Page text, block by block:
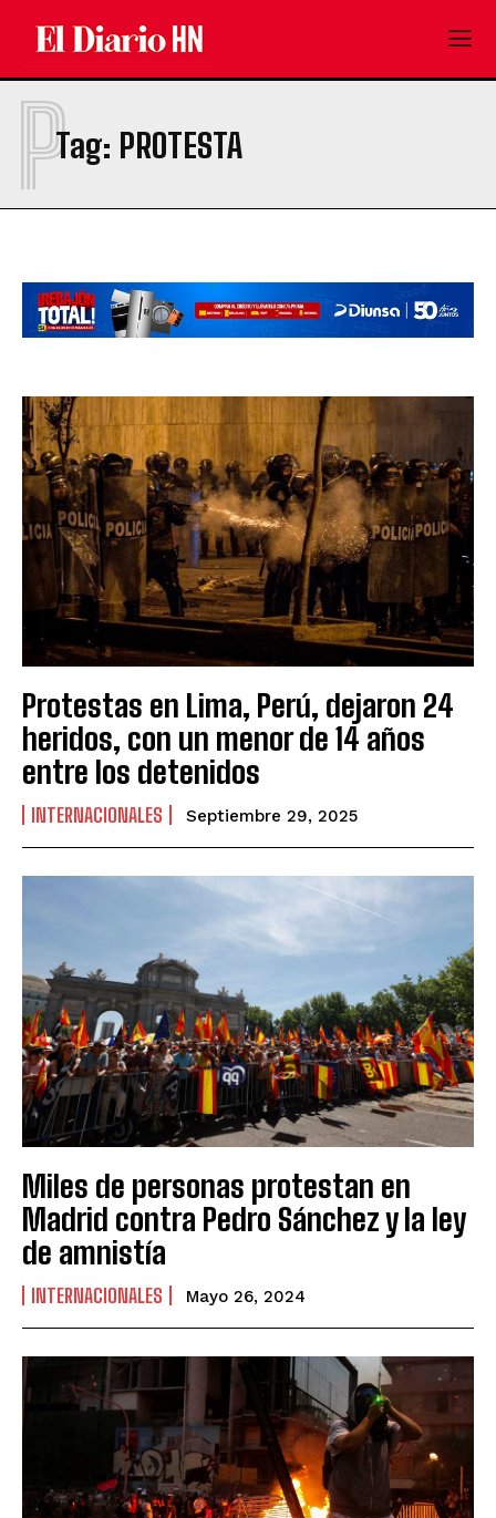
Tag: PROTESTA
P
Protestas en Lima, Perú, dejaron 24
heridos, con un menor de 14 años
entre los detenidos
INTERNACIONALES Septiembre 29, 2025
Miles de personas protestan en
Madrid contra Pedro Sánchez y la ley
de amnistía
INTERNACIONALES Mayo 26, 2024